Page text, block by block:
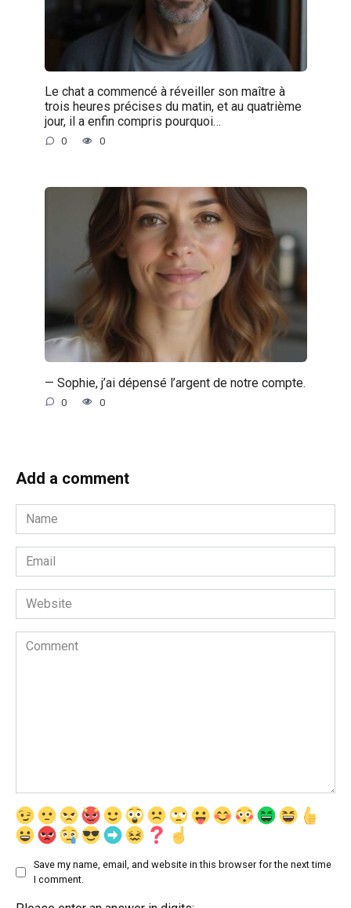
Le chat a commencé à réveiller son maître à
trois heures précises du matin, et au quatrième
jour, il a enfin compris pourquoi…
0 0
— Sophie, j’ai dépensé l’argent de notre compte.
0 0
Add a comment
Name
*
Email
*
Website
Comment
Save my name, email, and website in this browser for the next time
I comment.